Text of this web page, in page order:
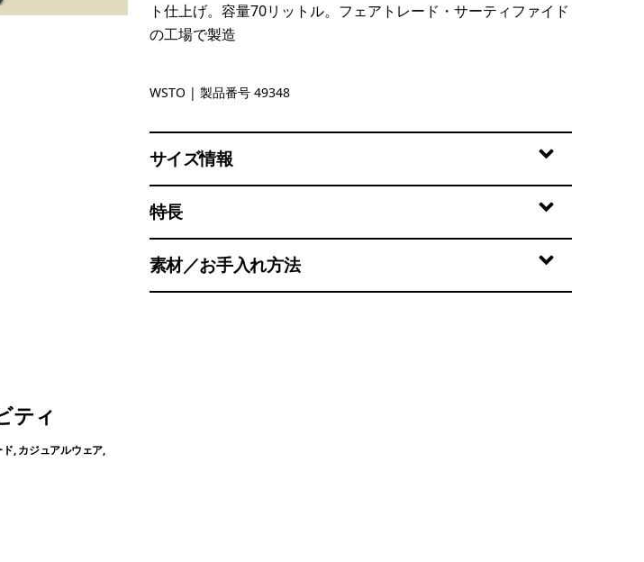
ト仕上げ。容量70リットル。フェアトレード・サーティファイド
の工場で製造
Weathered Stone
WSTO | 製品番号 49348
サイズ情報
特長
素材／お手入れ方法
ティ
, カジュアルウェア,